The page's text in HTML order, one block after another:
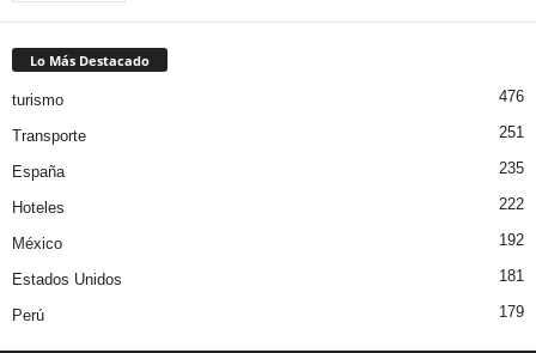
Lo Más Destacado
turismo 476
Transporte 251
España 235
Hoteles 222
México 192
Estados Unidos 181
Perú 179